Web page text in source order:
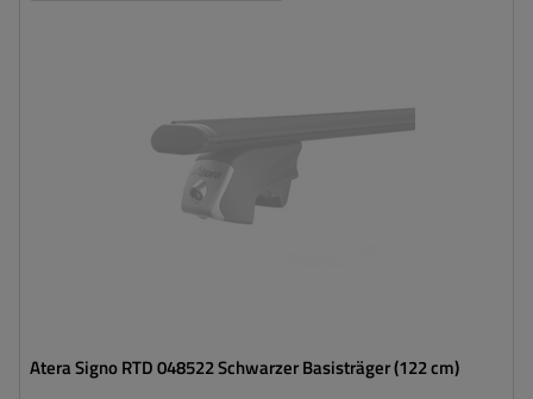
Atera Signo RTD 048522 Schwarzer Basisträger (122 cm)